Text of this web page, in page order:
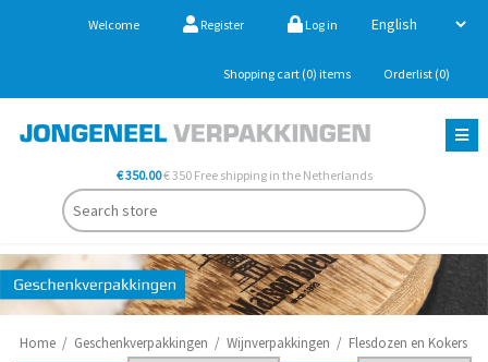
Welcome Register Log in
Shopping cart (0) items Orderlist (0)
€ 350.00€ 350 Free shipping in the Netherlands
Home / Geschenkverpakkingen / Wijnverpakkingen / Flesdozen en Kokers